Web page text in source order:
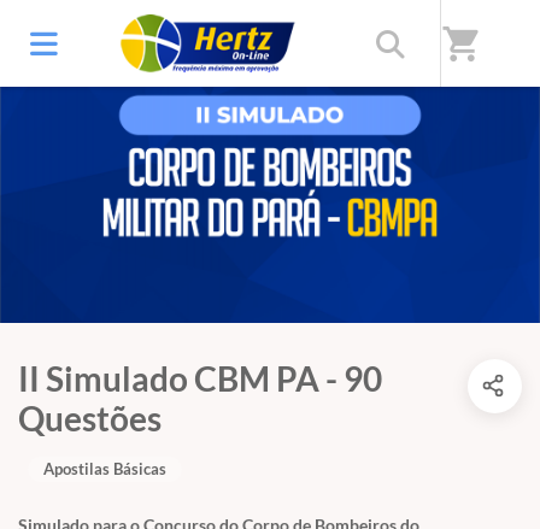
shopping_cart
II Simulado CBM PA - 90
Questões
Simulado para o Concurso do Corpo de Bombeiros do
Apostilas Básicas